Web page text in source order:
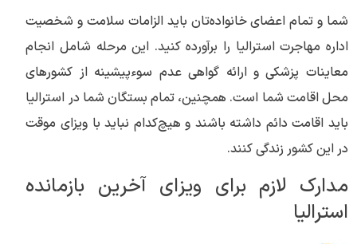
شما و تمام اعضای خانواده‌تان باید الزامات سلامت و شخصیت
اداره مهاجرت استرالیا را برآورده کنید. این مرحله شامل انجام
معاینات پزشکی و ارائه گواهی عدم سوء‌پیشینه از کشورهای
محل اقامت شما است. همچنین، تمام بستگان شما در استرالیا
باید اقامت دائم داشته باشند و هیچ‌کدام نباید با ویزای موقت
در این کشور زندگی کنند.
مدارک لازم برای ویزای آخرین بازمانده
استرالیا